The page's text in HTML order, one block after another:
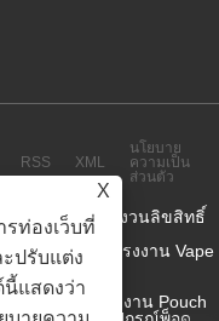
X
ท่องเว็บที่
ปรับแต่ง
แสดงว่า
RSS XML
นโยบาย
ความเป็น
ส่วนตัว
Co. , Ltd. สงวนลิขสิทธิ์
ที่ใช้แล้วทิ้ง, โรงงาน Vape
นิกส์
เป๋านิโคติน, โรงงาน Pouch